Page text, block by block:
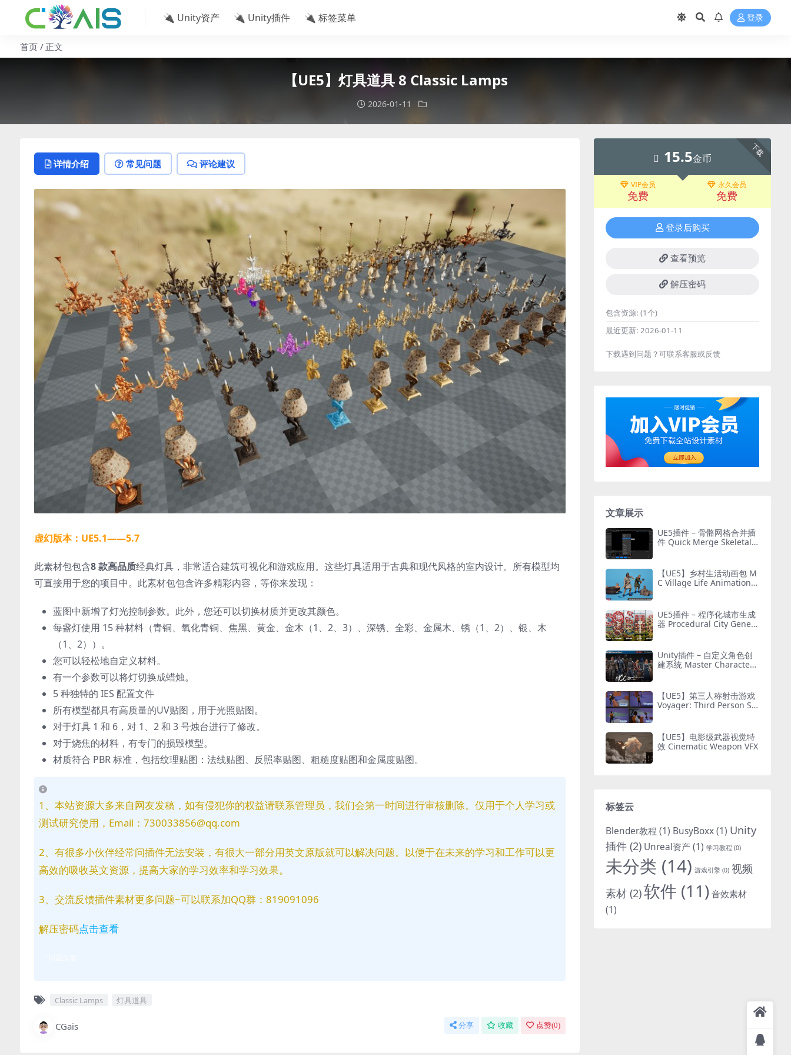
🔌 Unity资产 🔌 Unity插件 🔌 标签菜单 登录
首页 正文
【UE5】灯具道具 8 Classic Lamps
2026-01-11
详情介绍 常见问题 评论建议
虚幻版本：UE5.1——5.7
此素材包包含8 款高品质经典灯具，非常适合建筑可视化和游戏应用。这些灯具适用于古典和现代风格的室内设计。所有模型均
可直接用于您的项目中。此素材包包含许多精彩内容，等你来发现：
蓝图中新增了灯光控制参数。此外，您还可以切换材质并更改其颜色。
每盏灯使用 15 种材料（青铜、氧化青铜、焦黑、黄金、金木（1、2、3）、深锈、全彩、金属木、锈（1、2）、银、木
（1、2））。
您可以轻松地自定义材料。
有一个参数可以将灯切换成蜡烛。
5 种独特的 IES 配置文件
所有模型都具有高质量的UV贴图，用于光照贴图。
对于灯具 1 和 6，对 1、2 和 3 号烛台进行了修改。
对于烧焦的材料，有专门的损毁模型。
材质符合 PBR 标准，包括纹理贴图：法线贴图、反照率贴图、粗糙度贴图和金属度贴图。
1、本站资源大多来自网友发稿，如有侵犯你的权益请联系管理员，我们会第一时间进行审核删除。仅用于个人学习或
测试研究使用，Email：730033856@qq.com
2、有很多小伙伴经常问插件无法安装，有很大一部分用英文原版就可以解决问题。以便于在未来的学习和工作可以更
高效的吸收英文资源，提高大家的学习效率和学习效果。
3、交流反馈插件素材更多问题~可以联系加QQ群：819091096
解压密码点击查看
Classic Lamps 灯具道具
CGais 分享 收藏 点赞(0)
下载
15.5金币
VIP会员
免费
永久会员
免费
登录后购买
查看预览
解压密码
包含资源: (1个)
最近更新: 2026-01-11
下载遇到问题？可联系客服或反馈
文章展示
UE5插件 – 骨骼网格合并插
件 Quick Merge Skeletal
【UE5】乡村生活动画包 M
C Village Life Animation P
UE5插件 – 程序化城市生成
器 Procedural City Genera
Unity插件 – 自定义角色创
建系统 Master Character
【UE5】第三人称射击游戏
Voyager: Third Person Sh
【UE5】电影级武器视觉特
效 Cinematic Weapon VFX
标签云
Blender教程 (1) BusyBoxx(1) Unity
插件 (2) Unreal资产(1) 学习教程 (0)
未分类 (14) 游戏引擎 (0) 视频
素材 (2)软件 (11)音效素材
(1)